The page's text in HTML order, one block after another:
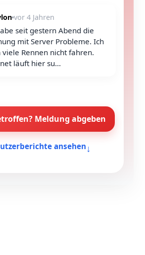
vor 4 Jahren
seit gestern Abend die
mit Server Probleme. Ich
viele Rennen nicht fahren.
läuft hier su...
Meldung abgeben
ansehen ↓